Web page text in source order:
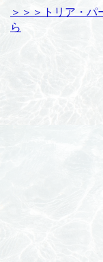
＞＞＞トリア・
ら